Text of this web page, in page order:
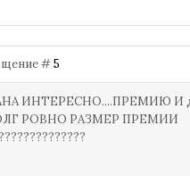
#5
ИНТЕРЕСНО....ПРЕМИЮ И
РОВНО РАЗМЕР ПРЕМИИ